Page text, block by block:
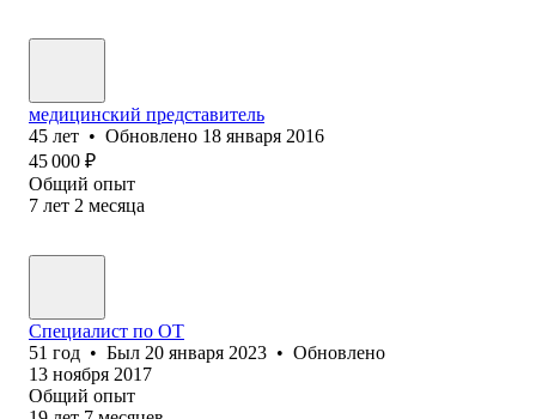
медицинский представитель
45 лет • Обновлено 18 января 2016
45 000 ₽
Общий опыт
7 лет 2 месяца
Специалист по ОТ
51 год • Был 20 января 2023 • Обновлено
13 ноября 2017
Общий опыт